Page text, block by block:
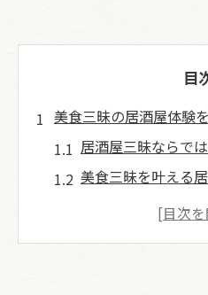
目
美食三昧の居酒屋体験
居酒屋三昧ならで
美食三昧を叶える
居酒屋三昧体験で